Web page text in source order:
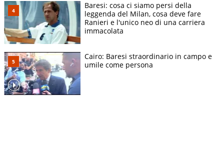
Baresi: cosa ci siamo persi della
leggenda del Milan, cosa deve fare
Ranieri e l'unico neo di una carriera
immacolata
Cairo: Baresi straordinario in campo e
umile come persona